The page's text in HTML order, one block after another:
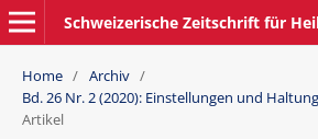
Schweizerische Zeitschrift für
Home / Archiv /
Bd. 26 Nr. 2 (2020): Einstellungen und
Artikel